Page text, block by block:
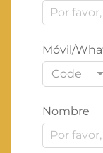
Móvil/
Code
Nombre